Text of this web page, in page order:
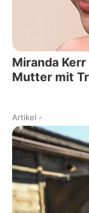
Miranda
Mutter mit
Artikel -